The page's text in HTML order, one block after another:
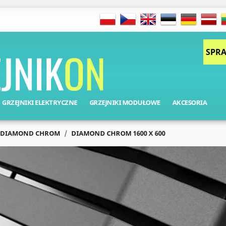
GRZEJNIKI ELEKTRYCZNE GRZEJNIKI MODUŁOWE AKCESORIA
DIAMOND CHROM DIAMOND CHROM 1600 X 600